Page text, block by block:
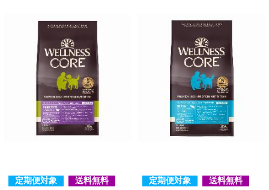
定期便対象 送料無料 定期便対象 送料無料